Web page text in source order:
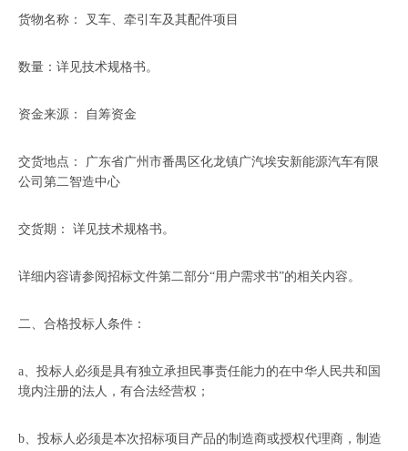
货物名称： 叉车、牵引车及其配件项目
数量：详见技术规格书。
资金来源： 自筹资金
交货地点： 广东省广州市番禺区化龙镇广汽埃安新能源汽车有限
公司第二智造中心
交货期： 详见技术规格书。
详细内容请参阅招标文件第二部分“用户需求书”的相关内容。
二、合格投标人条件：
a、投标人必须是具有独立承担民事责任能力的在中华人民共和国
境内注册的法人，有合法经营权；
b、投标人必须是本次招标项目产品的制造商或授权代理商，制造